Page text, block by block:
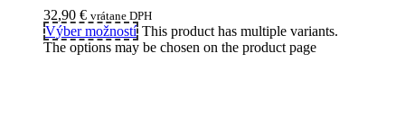
32,90 € vrátane DPH
Výber možností This product has multiple variants.
The options may be chosen on the product page